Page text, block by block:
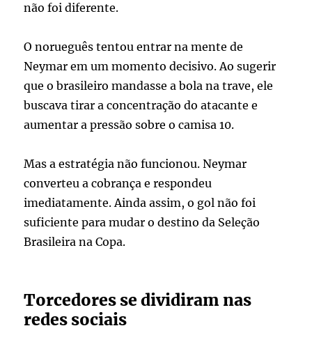
não foi diferente.
O norueguês tentou entrar na mente de
Neymar em um momento decisivo. Ao sugerir
que o brasileiro mandasse a bola na trave, ele
buscava tirar a concentração do atacante e
aumentar a pressão sobre o camisa 10.
Mas a estratégia não funcionou. Neymar
converteu a cobrança e respondeu
imediatamente. Ainda assim, o gol não foi
suficiente para mudar o destino da Seleção
Brasileira na Copa.
Torcedores se dividiram nas
redes sociais